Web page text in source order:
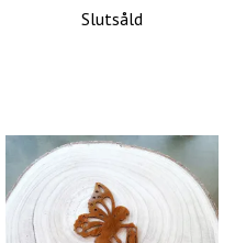
Slutsåld